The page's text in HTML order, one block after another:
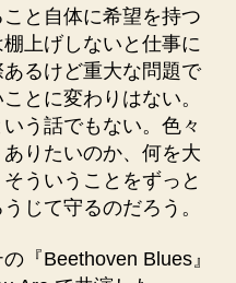
と自体に希望を持つ
上げしないと仕事に
るけど重大な問題で
とに変わりはない。
う話でもない。色々
りたいのか、何を大
ういうことをずっと
じて守るのだろう。
『Beethoven Blues』